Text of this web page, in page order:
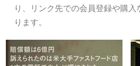
り、リンク先での会員登録や購
ります。